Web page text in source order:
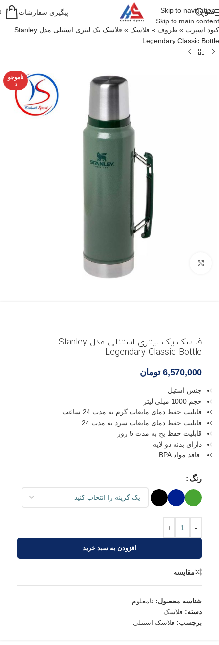
Skip to navigation
Skip to main content
منو پیگیری سفارشات
کبود اسپرت » ظروف » فلاسک »
فلاسک یک لیتری استنلی مدل Stanley
Legendary Classic Bottle
ناموجو
د
فلاسک یک لیتری استنلی مدل Stanley
Legendary Classic Bottle
6,570,000 تومان
جنس استیل
حجم 1000 میلی لیتر
قابلیت حفظ دمای مایعات گرم به مدت 24 ساعت
قابلیت حفظ دمای مایعات سرد به مدت 24
قابلیت حفظ یخ به مدت 5 روز
دارای بدنه دو لایه
فاقد مواد BPA
رنگ
-
+
افزودن به سبد خرید
مقایسه
شناسه محصول: نامعلوم
دسته: فلاسک
برچسب: فلاسک استنلی